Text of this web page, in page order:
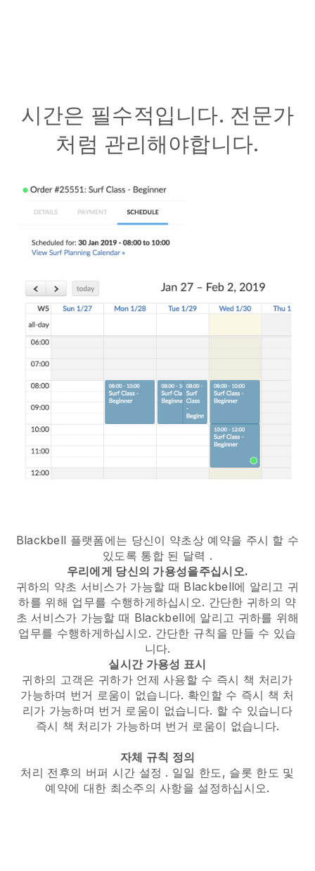
시간은 필수적입니다. 전문가
처럼 관리해야합니다.
Blackbell 플랫폼에는 당신이 약초상 예약을 주시 할 수
있도록 통합 된 달력 .
우리에게 당신의 가용성을주십시오.
귀하의 약초 서비스가 가능할 때 Blackbell에 알리고 귀
하를 위해 업무를 수행하게하십시오. 간단한 귀하의 약
초 서비스가 가능할 때 Blackbell에 알리고 귀하를 위해
업무를 수행하게하십시오. 간단한 규칙을 만들 수 있습
니다.
실시간 가용성 표시
귀하의 고객은 귀하가 언제 사용할 수 즉시 책 처리가
가능하며 번거 로움이 없습니다. 확인할 수 즉시 책 처
리가 가능하며 번거 로움이 없습니다. 할 수 있습니다
즉시 책 처리가 가능하며 번거 로움이 없습니다.
자체 규칙 정의
처리 전후의 버퍼 시간 설정 . 일일 한도, 슬롯 한도 및
예약에 대한 최소주의 사항을 설정하십시오.